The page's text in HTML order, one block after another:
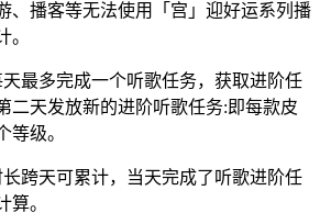
、播客等无法使用「宫」迎好运系列播
。
最多完成一个听歌任务，获取进阶任
二天发放新的进阶听歌任务:即每款皮
等级。
跨天可累计，当天完成了听歌进阶任
算。